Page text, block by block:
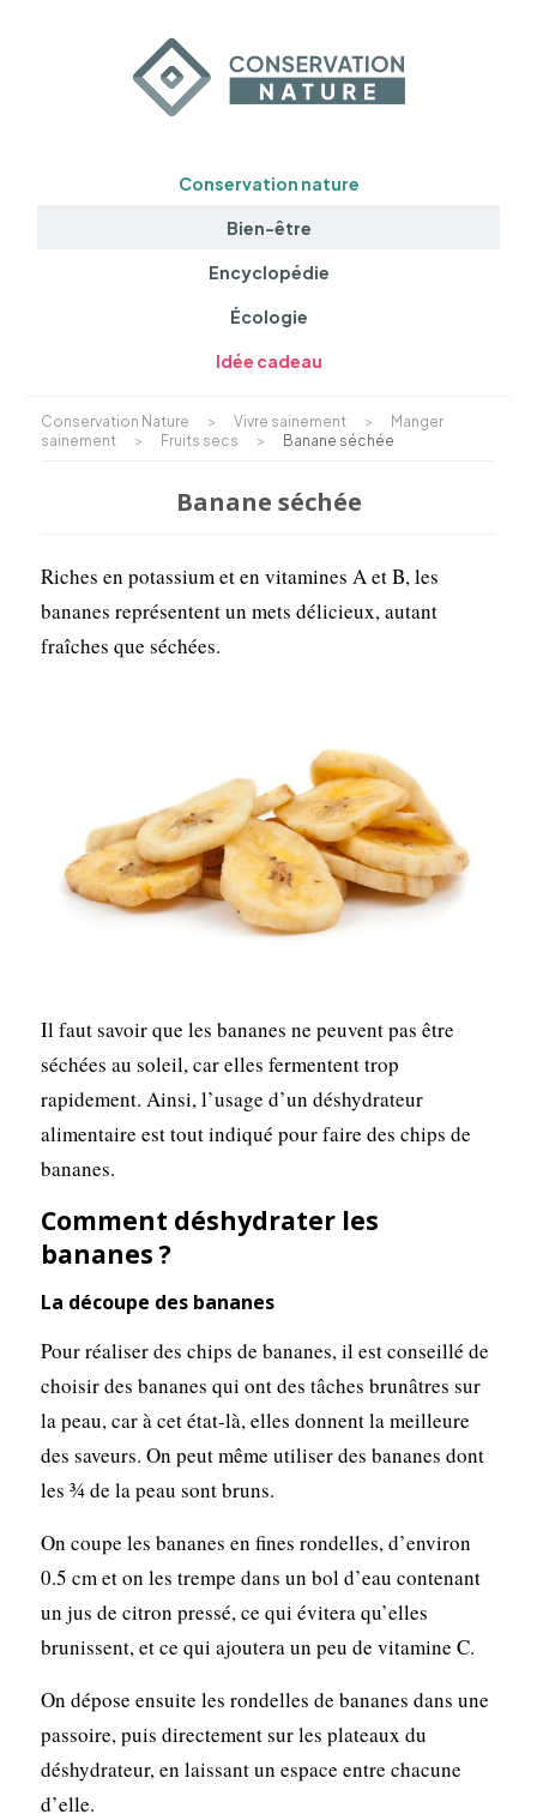
Conservation nature
Bien-être
Encyclopédie
Écologie
Idée cadeau
Conservation Nature > Vivre sainement >
Manger
sainement
> Fruits secs > Banane séchée
Banane séchée
Riches en potassium et en vitamines A et B, les
bananes représentent un mets délicieux, autant
fraîches que séchées.
Il faut savoir que les bananes ne peuvent pas être
séchées au soleil, car elles fermentent trop
rapidement. Ainsi, l’usage d’un déshydrateur
alimentaire est tout indiqué pour faire des chips de
bananes.
Comment déshydrater les
bananes ?
La découpe des bananes
Pour réaliser des chips de bananes, il est conseillé de
choisir des bananes qui ont des tâches brunâtres sur
la peau, car à cet état-là, elles donnent la meilleure
des saveurs. On peut même utiliser des bananes dont
les ¾ de la peau sont bruns.
On coupe les bananes en fines rondelles, d’environ
0.5 cm et on les trempe dans un bol d’eau contenant
un jus de citron pressé, ce qui évitera qu’elles
brunissent, et ce qui ajoutera un peu de vitamine C.
On dépose ensuite les rondelles de bananes dans une
passoire, puis directement sur les plateaux du
déshydrateur, en laissant un espace entre chacune
d’elle.